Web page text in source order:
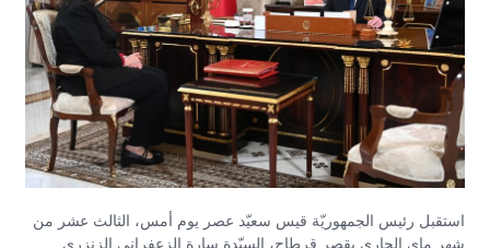
استقبل رئيس الجمهوريّة قيس سعيّد عصر يوم أمس، الثالث عشر من
شهر ماي الجاري بقصر قرطاج، السيّدة سارة الزعفراني الزنزري